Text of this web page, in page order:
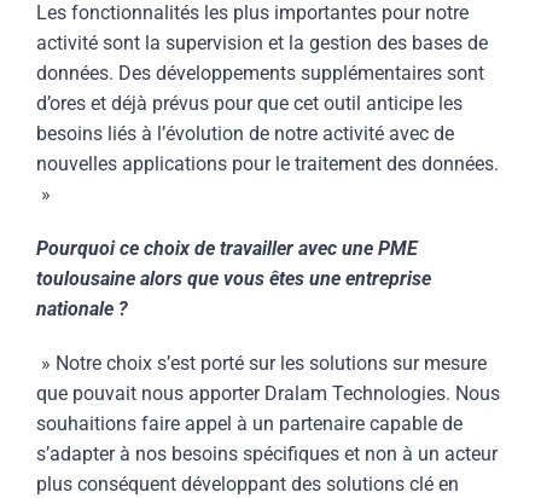
Les fonctionnalités les plus importantes pour notre
activité sont la supervision et la gestion des bases de
données. Des développements supplémentaires sont
d’ores et déjà prévus pour que cet outil anticipe les
besoins liés à l’évolution de notre activité avec de
nouvelles applications pour le traitement des données.
»
Pourquoi ce choix de travailler avec une PME
toulousaine alors que vous êtes une entreprise
nationale ?
» Notre choix s’est porté sur les solutions sur mesure
que pouvait nous apporter Dralam Technologies. Nous
souhaitions faire appel à un partenaire capable de
s’adapter à nos besoins spécifiques et non à un acteur
plus conséquent développant des solutions clé en